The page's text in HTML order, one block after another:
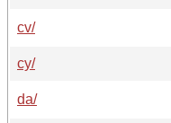
cv/
cy/
da/